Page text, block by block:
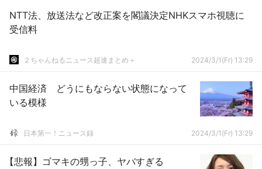
NTT法、放送法など改正案を閣議決定NHKスマホ視聴に
受信料
２ちゃんねるニュース超速まとめ＋ 2024/3/1(Fr) 13:29
中国経済 どうにもならない状態になって
いる模様
日本第一！ニュース録 2024/3/1(Fr) 13:29
【悲報】ゴマキの甥っ子、ヤバすぎる